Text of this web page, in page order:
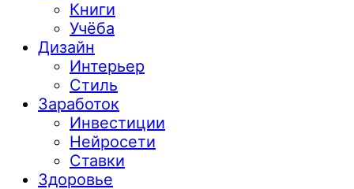
Книги
Учёба
Дизайн
Интерьер
Стиль
Заработок
Инвестиции
Нейросети
Ставки
Здоровье